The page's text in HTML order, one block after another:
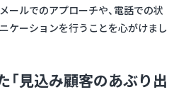
ールでのアプローチや、電話での状
ケーションを行うことを心がけまし
「見込み顧客のあぶり出